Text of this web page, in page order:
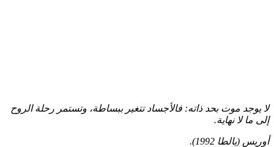
لا يوجد موت بحد ذاته: فالأجساد تتغير ببساطة، وتستمر رحلة الروح
إلى ما لا نهاية.
أوريس (يالطا 1992).